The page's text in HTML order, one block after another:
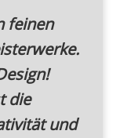
feinen
die
und